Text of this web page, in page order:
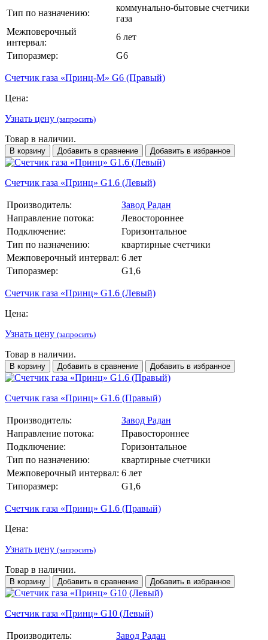
Тип по назначению:
коммунально-бытовые счетчики
газа
Межповерочный
интервал:
6 лет
Типоразмер:
G6
Счетчик газа «Принц-М» G6 (Правый)
Цена:
Узнать цену (запросить)
Товар в наличии.
В корзину Добавить в сравнение Добавить в избранное
Счетчик газа «Принц» G1.6 (Левый)
Производитель:
Завод Радан
Направление потока:
Левостороннее
Подключение:
Горизонтальное
Тип по назначению:
квартирные счетчики
Межповерочный интервал: 6 лет
Типоразмер:
G1,6
Счетчик газа «Принц» G1.6 (Левый)
Цена:
Узнать цену (запросить)
Товар в наличии.
В корзину Добавить в сравнение Добавить в избранное
Счетчик газа «Принц» G1.6 (Правый)
Производитель:
Завод Радан
Направление потока:
Правостороннее
Подключение:
Горизонтальное
Тип по назначению:
квартирные счетчики
Межповерочный интервал: 6 лет
Типоразмер:
G1,6
Счетчик газа «Принц» G1.6 (Правый)
Цена:
Узнать цену (запросить)
Товар в наличии.
В корзину Добавить в сравнение Добавить в избранное
Счетчик газа «Принц» G10 (Левый)
Производитель: Завод Радан